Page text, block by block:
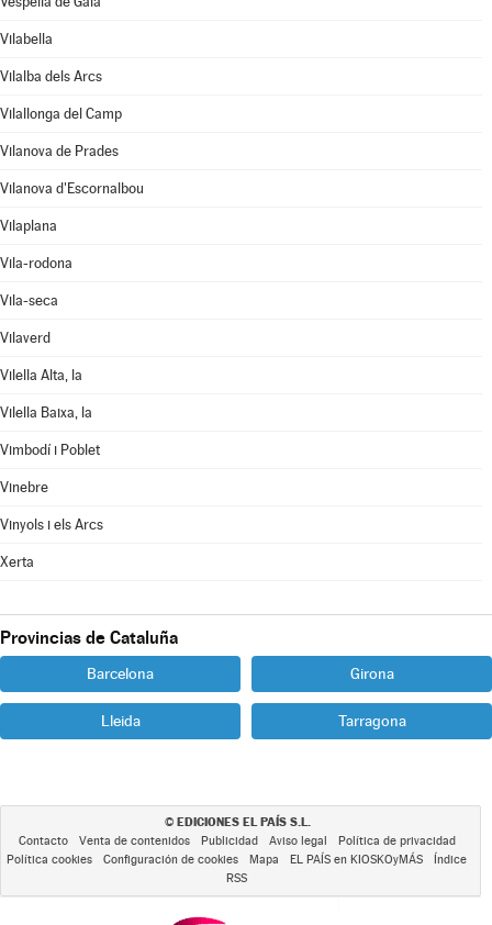
Vilabella
Vilalba dels Arcs
Vilallonga del Camp
Vilanova de Prades
Vilanova d'Escornalbou
Vilaplana
Vila-rodona
Vila-seca
Vilaverd
Vilella Alta, la
Vilella Baixa, la
Vimbodí i Poblet
Vinebre
Vinyols i els Arcs
Xerta
Provincias de Cataluña
Barcelona Girona
Lleida Tarragona
© EDICIONES EL PAÍS S.L.
Contacto Venta de contenidos Publicidad Aviso legal
Política de privacidad
Política cookies
Configuración de cookies Mapa EL PAÍS en KIOSKOyMÁS
Índice
RSS